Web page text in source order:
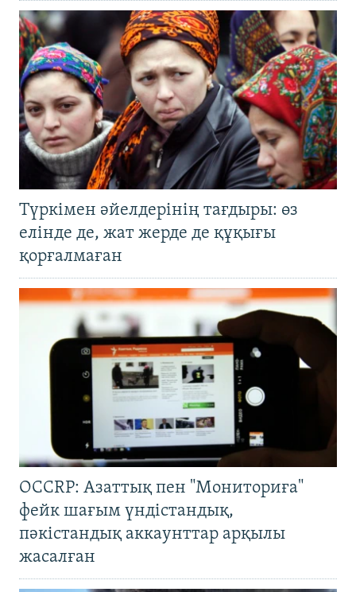
Түркімен әйелдерінің тағдыры: өз
елінде де, жат жерде де құқығы
қорғалмаған
OCCRP: Азаттық пен "Мониториға"
фейк шағым үндістандық,
пәкістандық аккаунттар арқылы
жасалған